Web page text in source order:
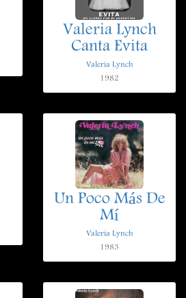
Valeria Lynch
Canta Evita
Valeria Lynch
1982
Un Poco Más De
Mí
Valeria Lynch
1983